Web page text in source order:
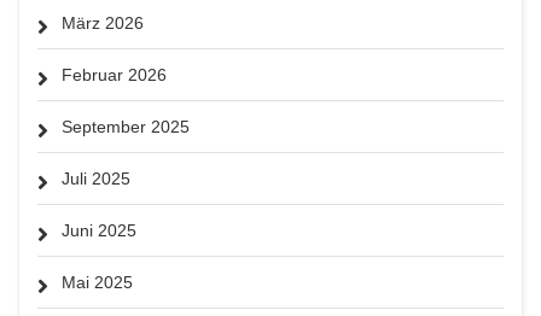
März 2026
Februar 2026
September 2025
Juli 2025
Juni 2025
Mai 2025